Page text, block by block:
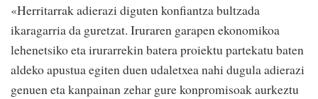
«Herritarrak adierazi diguten konfiantza bultzada
ikaragarria da guretzat. Iruraren garapen ekonomikoa
lehenetsiko eta irurarrekin batera proiektu partekatu baten
aldeko apustua egiten duen udaletxea nahi dugula adierazi
genuen eta kanpainan zehar gure konpromisoak aurkeztu